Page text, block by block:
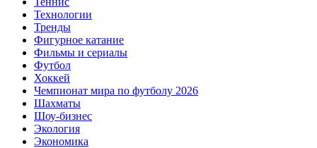
Технологии
Тренды
Фигурное катание
Фильмы и сериалы
Футбол
Хоккей
Чемпионат мира по футболу 2026
Шахматы
Шоу-бизнес
Экология
Экономика